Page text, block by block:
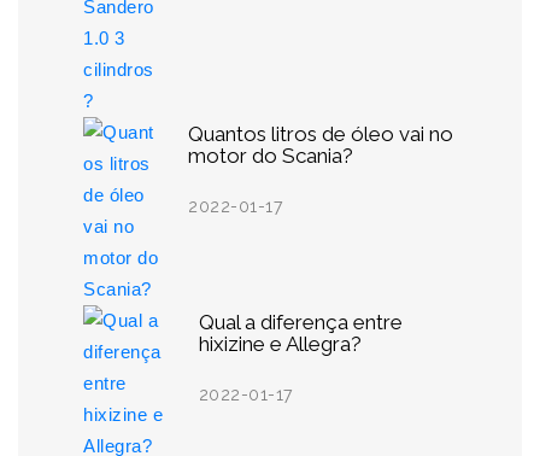
Quantos litros de óleo vai no
motor do Scania?
2022-01-17
Qual a diferença entre
hixizine e Allegra?
2022-01-17